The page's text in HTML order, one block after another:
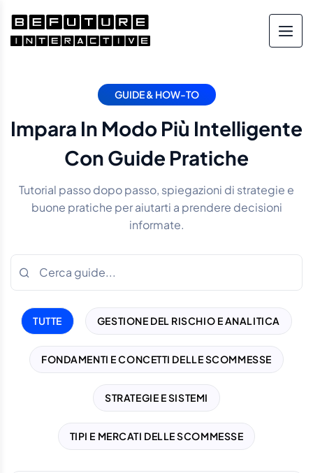
GUIDE & HOW-TO
Impara In Modo Più Intelligente
Con Guide Pratiche
Tutorial passo dopo passo, spiegazioni di strategie e
buone pratiche per aiutarti a prendere decisioni
informate.
TUTTE GESTIONE DEL RISCHIO E ANALITICA
FONDAMENTI E CONCETTI DELLE SCOMMESSE
STRATEGIE E SISTEMI
TIPI E MERCATI DELLE SCOMMESSE